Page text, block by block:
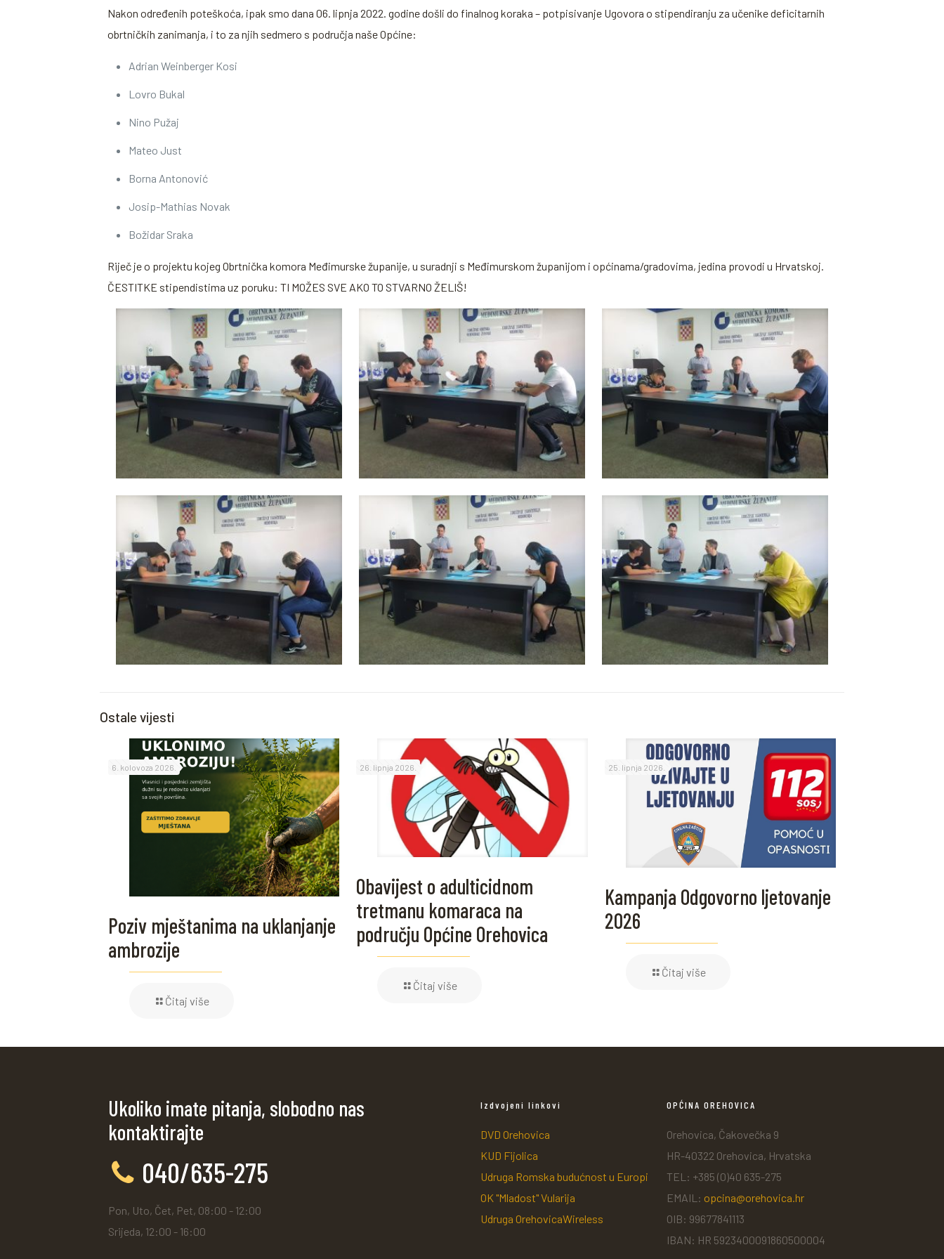
Nakon određenih poteškoća, ipak smo dana 06. lipnja 2022. godine došli do finalnog koraka – potpisivanje Ugovora o stipendiranju za učenike deficitarnih
obrtničkih zanimanja, i to za njih sedmero s područja naše Općine:
Adrian Weinberger Kosi
Lovro Bukal
Nino Pužaj
Mateo Just
Borna Antonović
Josip-Mathias Novak
Božidar Sraka
Riječ je o projektu kojeg Obrtnička komora Međimurske županije, u suradnji s Međimurskom županijom i općinama/gradovima, jedina provodi u Hrvatskoj.
ČESTITKE stipendistima uz poruku: TI MOŽES SVE AKO TO STVARNO ŽELIŠ!
Ostale vijesti
6. kolovoza 2026.
Poziv mještanima na uklanjanje
ambrozije
Čitaj više
26. lipnja 2026.
Obavijest o adulticidnom
tretmanu komaraca na
području Općine Orehovica
Čitaj više
25. lipnja 2026.
Kampanja Odgovorno ljetovanje
2026
Čitaj više
Ukoliko imate pitanja, slobodno nas
kontaktirajte
040/635-275
Pon, Uto, Čet, Pet, 08:00 - 12:00
Srijeda, 12:00 - 16:00
Izdvojeni linkovi
DVD Orehovica
KUD Fijolica
Udruga Romska budućnost u Europi
OK "Mladost" Vularija
Udruga OrehovicaWireless
OPĆINA OREHOVICA
Orehovica, Čakovečka 9
HR-40322 Orehovica, Hrvatska
TEL: +385 (0)40 635-275
EMAIL: opcina@orehovica.hr
OIB: 99677841113
IBAN: HR 5923400091860500004